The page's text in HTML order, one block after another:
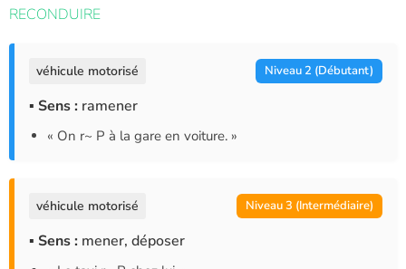
RECONDUIRE
véhicule motorisé Niveau 2 (Débutant)
▪ Sens : ramener
« On r~ P à la gare en voiture. »
véhicule motorisé Niveau 3 (Intermédiaire)
▪ Sens : mener, déposer